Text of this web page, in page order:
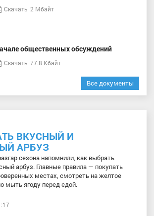
Скачать 2 Мбайт
общественных обсуждений
Скачать 77.8 Кбайт
Все документы
ВКУСНЫЙ И
АРБУЗ
сезона напомнили, как выбрать
арбуз. Главные правила — покупать
местах, смотреть на желтое
мыть ягоду перед едой.